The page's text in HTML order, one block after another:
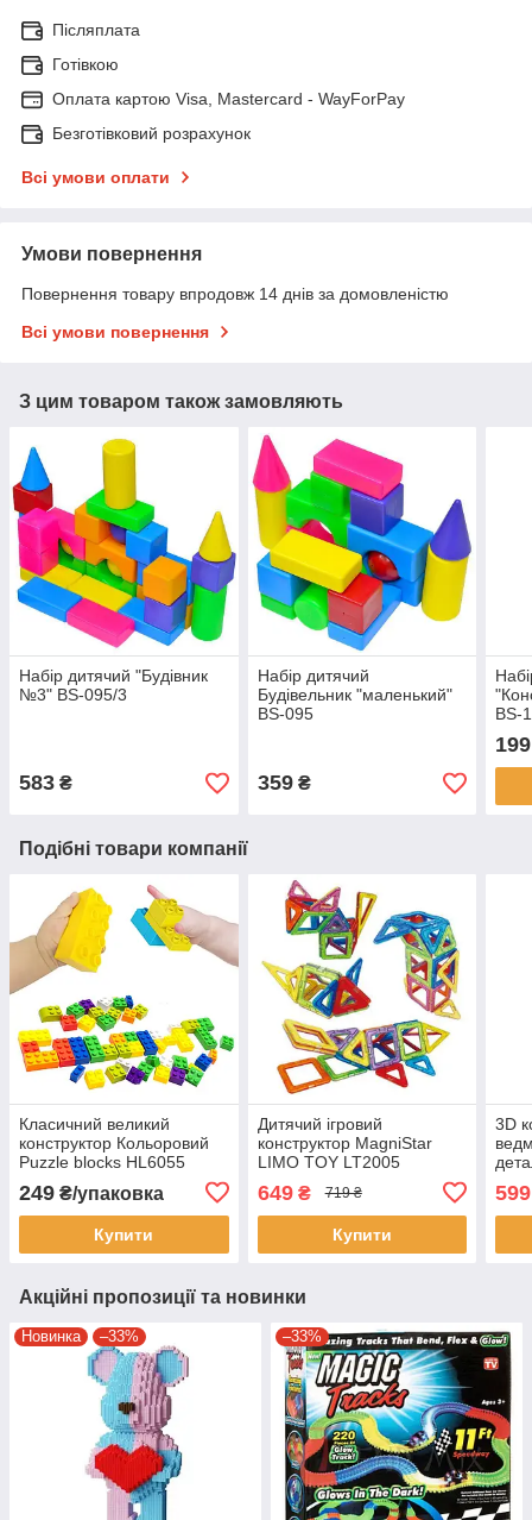
Післяплата
Готівкою
Оплата картою Visa, Mastercard - WayForPay
Безготівковий розрахунок
Всі умови оплати
Умови повернення
Повернення товару впродовж 14 днів за домовленістю
Всі умови повернення
З цим товаром також замовляють
Набір дитячий "Будівник
№3" BS-095/3
583 ₴
Набір дитячий
Будівельник "маленький"
BS-095
359₴
BS-
199
Подібні товари компанії
Класичний великий
конструктор Кольоровий
Puzzle blocks HL6055
великий конструктор
249 ₴/упаковка
Купити
Дитячий ігровий
конструктор MagniStar
LIMO TOY LT2005
Магнітний конструктор 20
деталей
649₴ 719 ₴
Купити
3D
599
Акційні пропозиції та новинки
Новинка –33% –33%